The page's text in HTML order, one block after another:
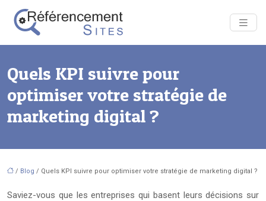
Quels KPI suivre pour
optimiser votre stratégie de
marketing digital ?
/ Blog / Quels KPI suivre pour optimiser votre stratégie de marketing digital ?
Saviez-vous que les entreprises qui basent leurs décisions sur